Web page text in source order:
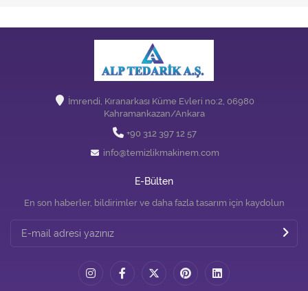
İmrendi, Kıranarkası Küme Evleri no:2, 06980
Kahramankazan/Ankara
+90 312 397 12 57
info@temizlikmakinem.com
E-Bülten
En son haberler, bildirimler ve daha fazla tasarım için kaydolun